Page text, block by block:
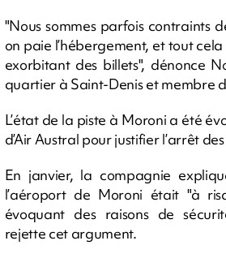
"Nous sommes parfois contraints
on paie l’hébergement, et tout
exorbitant des billets", dénonce
quartier à Saint-Denis et membre
L’état de la piste à Moroni a été
d’Air Austral pour justifier l’arrêt
En janvier, la compagnie
l’aéroport de Moroni était "à
évoquant des raisons de
rejette cet argument.